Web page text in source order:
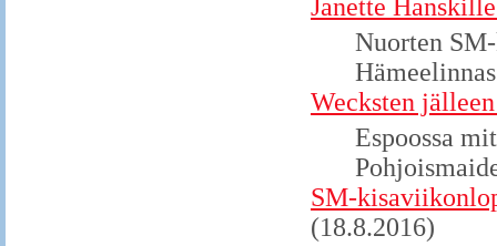
Janette
Nuorten
Wecksten
Espoossa
SM-
(18.8.2016)